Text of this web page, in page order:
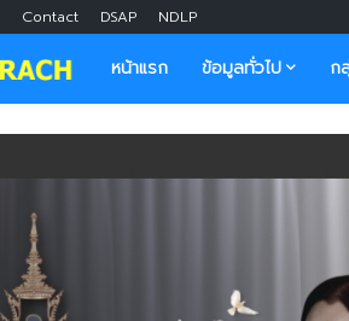
Contact DSAP NDLP
หน้าแรก ข้อมูลทั่วไป ก